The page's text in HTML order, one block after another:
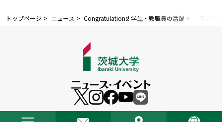
トップページ ニュース Congratulations! 学生・教職員の活躍
2026 Ibaraki University